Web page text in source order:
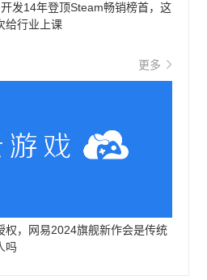
发14年登顶Steam畅销榜首，这
给行业上课
更多
权，网易2024旗舰新作会是传统
吗